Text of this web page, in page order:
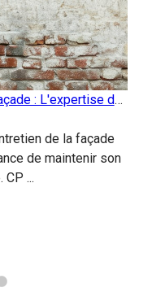
: L'expertise de
de la façade
de maintenir son
...